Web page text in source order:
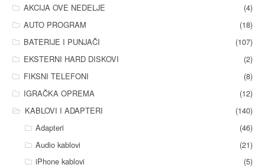
AKCIJA OVE NEDELJE
(4)
AUTO PROGRAM
(18)
BATERIJE I PUNJAČI
(107)
EKSTERNI HARD DISKOVI
(2)
FIKSNI TELEFONI
(8)
IGRAČKA OPREMA
(12)
KABLOVI I ADAPTERI
(140)
Adapteri
(46)
Audio kablovi
(21)
iPhone kablovi
(5)